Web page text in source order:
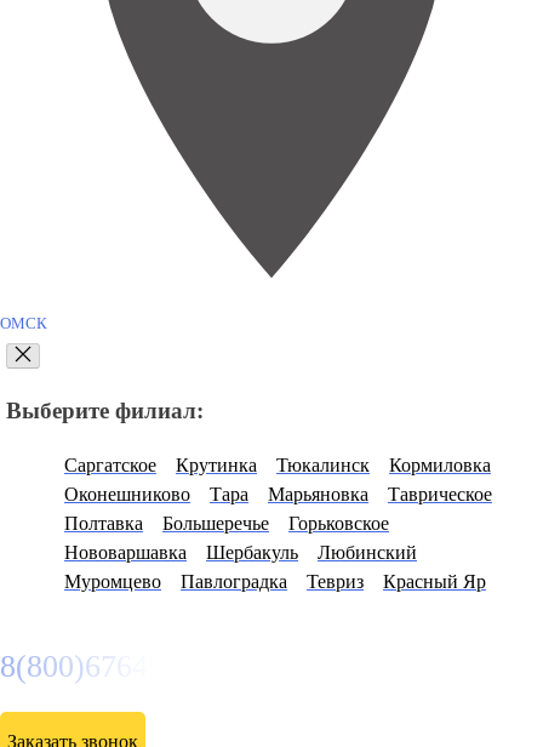
ОМСК
Выберите филиал:
Саргатское Крутинка Тюкалинск
Кормиловка
Оконешниково
Тара Марьяновка
Таврическое
Полтавка
Большеречье
Горьковское
Нововаршавка
Шербакуль
Любинский
Муромцево
Павлоградка Тевриз Красный Яр
8(800)6764935
Заказать звонок